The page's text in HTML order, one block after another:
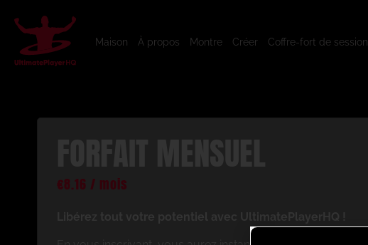
Maison À propos Montre Créer Coffre-fort de session
€8.16 / mois